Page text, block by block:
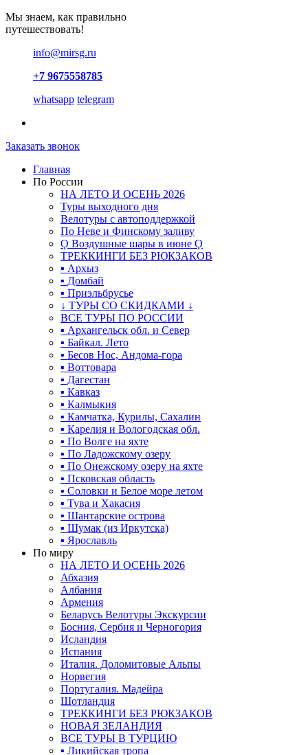
Мы знаем, как правильно
путешествовать!
info@mirsg.ru
+7 9675558785
whatsapp telegram
Заказать звонок
Главная
По России
НА ЛЕТО И ОСЕНЬ 2026
Туры выходного дня
Велотуры с автоподдержкой
По Неве и Финскому заливу
Ǫ Воздушные шары в июне Ǫ
ТРЕККИНГИ БЕЗ РЮКЗАКОВ
▪ Архыз
▪ Домбай
▪ Приэльбрусье
↓ ТУРЫ СО СКИДКАМИ ↓
ВСЕ ТУРЫ ПО РОССИИ
▪ Архангельск обл. и Север
▪ Байкал. Лето
▪ Бесов Нос, Андома-гора
▪ Воттовара
▪ Дагестан
▪ Кавказ
▪ Калмыкия
▪ Камчатка, Курилы, Сахалин
▪ Карелия и Вологодская обл.
▪ По Волге на яхте
▪ По Ладожскому озеру
▪ По Онежскому озеру на яхте
▪ Псковская область
▪ Соловки и Белое море летом
▪ Тува и Хакасия
▪ Шантарские острова
▪ Шумак (из Иркутска)
▪ Ярославль
По миру
НА ЛЕТО И ОСЕНЬ 2026
Абхазия
Албания
Армения
Беларусь Велотуры Экскурсии
Босния, Сербия и Черногория
Исландия
Испания
Италия. Доломитовые Альпы
Норвегия
Португалия. Мадейра
Шотландия
ТРЕККИНГИ БЕЗ РЮКЗАКОВ
НОВАЯ ЗЕЛАНДИЯ
ВСЕ ТУРЫ В ТУРЦИЮ
▪ Ликийская тропа